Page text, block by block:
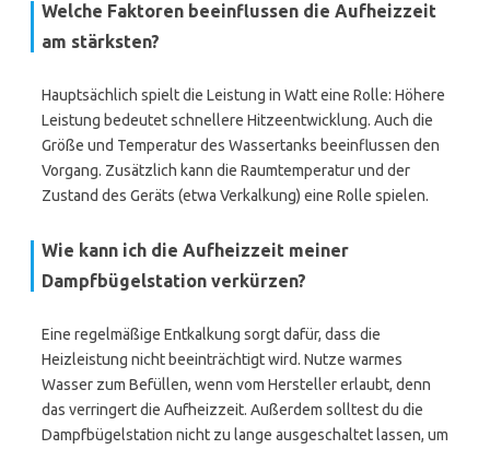
Welche Faktoren beeinflussen die Aufheizzeit
am stärksten?
Hauptsächlich spielt die Leistung in Watt eine Rolle: Höhere
Leistung bedeutet schnellere Hitzeentwicklung. Auch die
Größe und Temperatur des Wassertanks beeinflussen den
Vorgang. Zusätzlich kann die Raumtemperatur und der
Zustand des Geräts (etwa Verkalkung) eine Rolle spielen.
Wie kann ich die Aufheizzeit meiner
Dampfbügelstation verkürzen?
Eine regelmäßige Entkalkung sorgt dafür, dass die
Heizleistung nicht beeinträchtigt wird. Nutze warmes
Wasser zum Befüllen, wenn vom Hersteller erlaubt, denn
das verringert die Aufheizzeit. Außerdem solltest du die
Dampfbügelstation nicht zu lange ausgeschaltet lassen, um